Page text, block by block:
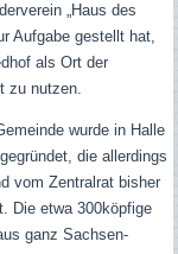
„Haus des
Aufgabe gestellt hat,
als Ort der
zu nutzen.
wurde in Halle
die allerdings
vom Zentralrat bisher
Die etwa 300köpfige
ganz Sachsen-